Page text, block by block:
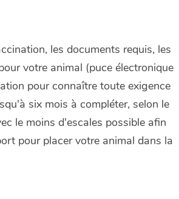
les documents requis, les
votre animal (puce électronique
pour connaître toute exigence
six mois à compléter, selon le
le moins d'escales possible afin
pour placer votre animal dans la